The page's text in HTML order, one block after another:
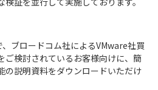
ブロードコム社によるVMware社買
ご検討されているお客様向けに、簡
の説明資料をダウンロードいただけ